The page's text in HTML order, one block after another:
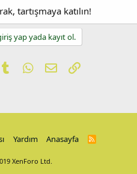
tartışmaya katılın!
yap yada kayıt ol.
TumblrWhatsApp
E-postaLink
Yardım Anasayfa
R
XenForo Ltd.